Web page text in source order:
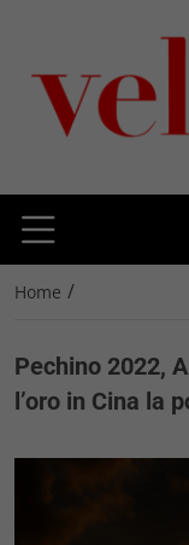
Home /
Pechino 2022,
l’oro in Cina la